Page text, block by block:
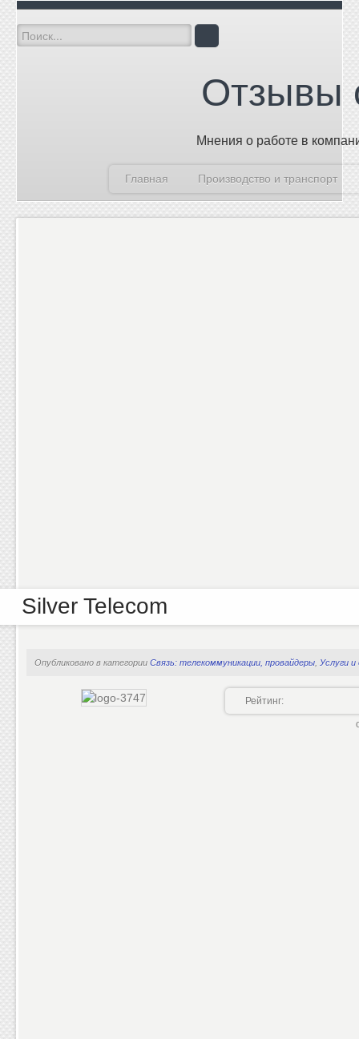
Отзывы
Мнения о работе в
Главная Производство и транспорт
Silver Telecom
Опубликовано в категории Связь: телекоммуникации, провайдеры Услуги
Рейтинг: